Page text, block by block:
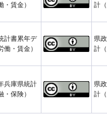
・賃金）
計（
計書累年デ
働・賃金）
県
計（
兵庫県統計
・保険）
県
計（